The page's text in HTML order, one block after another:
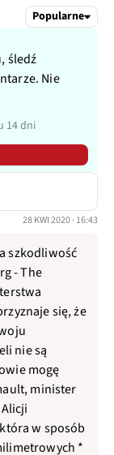
Popularne
śledź
Nie
14 dni
28 KWI 2020 · 16:43
szkodliwość
- The
się, że
nie są
mogę
minister
w sposób
*